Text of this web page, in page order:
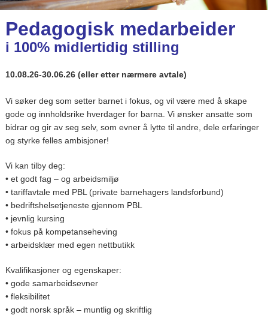
Pedagogisk medarbeider
i 100% midlertidig stilling
10.08.26-30.06.26 (eller etter nærmere avtale)
Vi søker deg som setter barnet i fokus, og vil være med å skape
gode og innholdsrike hverdager for barna. Vi ønsker ansatte som
bidrar og gir av seg selv, som evner å lytte til andre, dele erfaringer
og styrke felles ambisjoner!
Vi kan tilby deg:
• et godt fag – og arbeidsmiljø
• tariffavtale med PBL (private barnehagers landsforbund)
• bedriftshelsetjeneste gjennom PBL
• jevnlig kursing
• fokus på kompetanseheving
• arbeidsklær med egen nettbutikk
Kvalifikasjoner og egenskaper:
• gode samarbeidsevner
• fleksibilitet
• godt norsk språk – muntlig og skriftlig